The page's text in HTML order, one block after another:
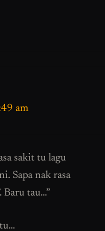
am
sakit tu lagu
Sapa nak rasa
Baru tau…”